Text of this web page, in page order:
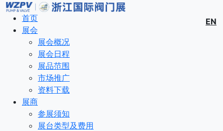
EN
首页
展会
展会概况
展会日程
展品范围
市场推广
资料下载
展商
参展须知
展台类型及费用